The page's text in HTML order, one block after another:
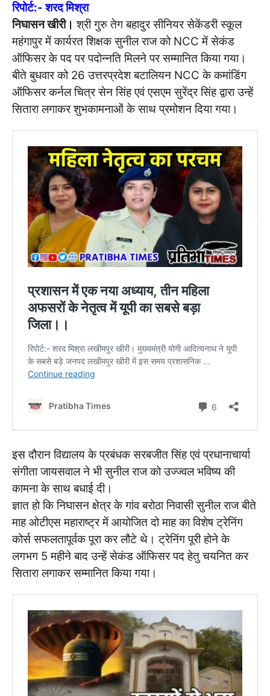
रिपोर्ट:- शरद मिश्रा
निघासन खीरी। श्री गुरु तेग बहादुर सीनियर सेकेंडरी स्कूल
महंगापुर में कार्यरत शिक्षक सुनील राज को NCC में सेकंड
ऑफिसर के पद पर पदोन्नति मिलने पर सम्मानित किया गया।
बीते बुधवार को 26 उत्तरप्रदेश बटालियन NCC के कमांडिंग
ऑफिसर कर्नल चित्र सेन सिंह एवं एसएम सुरेंद्र सिंह द्वारा उन्हें
सितारा लगाकर शुभकामनाओं के साथ प्रमोशन दिया गया।
इस दौरान विद्यालय के प्रबंधक सरबजीत सिंह एवं प्रधानाचार्या
संगीता जायसवाल ने भी सुनील राज को उज्ज्वल भविष्य की
कामना के साथ बधाई दी।
ज्ञात हो कि निघासन क्षेत्र के गांव बरोठा निवासी सुनील राज बीते
माह ओटीएस महाराष्ट्र में आयोजित दो माह का विशेष ट्रेनिंग
कोर्स सफलतापूर्वक पूरा कर लौटे थे। ट्रेनिंग पूरी होने के
लगभग 5 महीने बाद उन्हें सेकंड ऑफिसर पद हेतु चयनित कर
सितारा लगाकर सम्मानित किया गया।